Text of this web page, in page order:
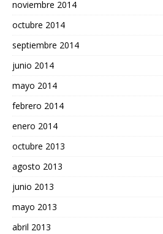
noviembre 2014
octubre 2014
septiembre 2014
junio 2014
mayo 2014
febrero 2014
enero 2014
octubre 2013
agosto 2013
junio 2013
mayo 2013
abril 2013